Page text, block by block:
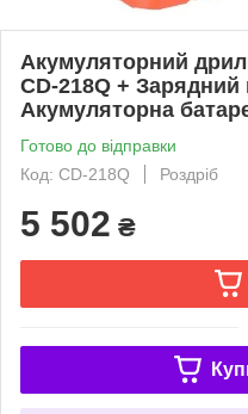
Акумуляторний
CD-218Q + Зарядний
Акумуляторна
Готово до відправки
Код: CD-218Q
Роздріб
5 502 ₴